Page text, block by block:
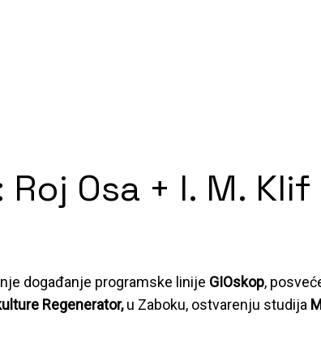
Osa + I. M.
događanje programske linije GIOskop,
Regenerator,u Zaboku, ostvarenju studija